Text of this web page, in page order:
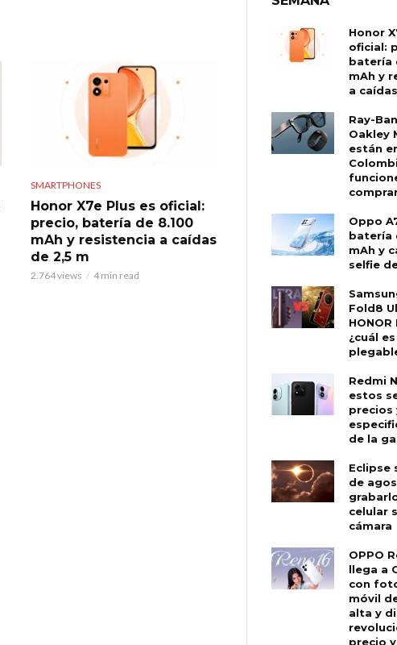
SMARTPHONES
Honor X7e Plus es oficial:
precio, batería de 8.100
mAh y resistencia a caídas
de 2,5 m
2.764 views 4 min read
Honor
oficial:
batería
mAh y
a
Ray-
Oakley
están
Oppo
batería
mAh y
selfie
Fold8
¿cuál
Redmi
estos
precios
de la
Eclipse
de
celular
cámara
OPPO
llega a
con
móvil
alta y
precio y